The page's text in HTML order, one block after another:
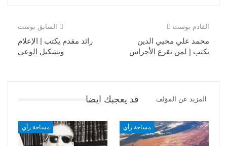
السابق بوست
رائد مقدم يكتب | الإعلام
وتشكيل الوعي
القادم بوست
محمد علي محيي الدين
يكتب | لمن تقرع الأجراس
قد يعجبك ايضا المزيد عن المؤلف
مساحة رأي مساحة رأي